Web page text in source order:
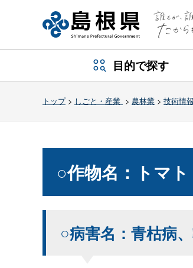
目的で探す
トップ> しごと・産業 > 農林業 > 技術情報
○作物名：トマト
○病害名：青枯病